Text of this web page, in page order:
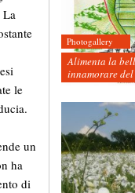
La
le
un
ha
di
Photogallery
Alimenta la
innamorare